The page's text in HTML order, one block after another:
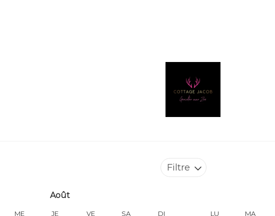
Filtre
Août
ME JE VE SA DI LU MA